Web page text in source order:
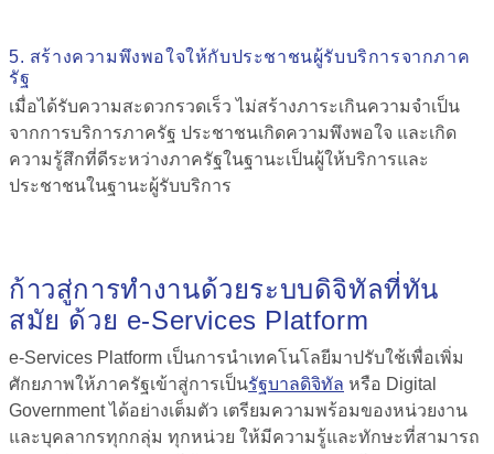
5. สร้างความพึงพอใจให้กับประชาชนผู้รับบริการจากภาค
รัฐ
เมื่อได้รับความสะดวกรวดเร็ว ไม่สร้างภาระเกินความจำเป็น
จากการบริการภาครัฐ ประชาชนเกิดความพึงพอใจ และเกิด
ความรู้สึกที่ดีระหว่างภาครัฐในฐานะเป็นผู้ให้บริการและ
ประชาชนในฐานะผู้รับบริการ
ก้าวสู่การทำงานด้วยระบบดิจิทัลที่ทัน
สมัย ด้วย e-Services Platform
e-Services Platform เป็นการนำเทคโนโลยีมาปรับใช้เพื่อเพิ่ม
ศักยภาพให้ภาครัฐเข้าสู่การเป็นรัฐบาลดิจิทัล หรือ Digital
Government ได้อย่างเต็มตัว เตรียมความพร้อมของหน่วยงาน
และบุคลากรทุกกลุ่ม ทุกหน่วย ให้มีความรู้และทักษะที่สามารถ